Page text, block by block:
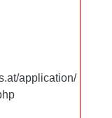
application/
application/